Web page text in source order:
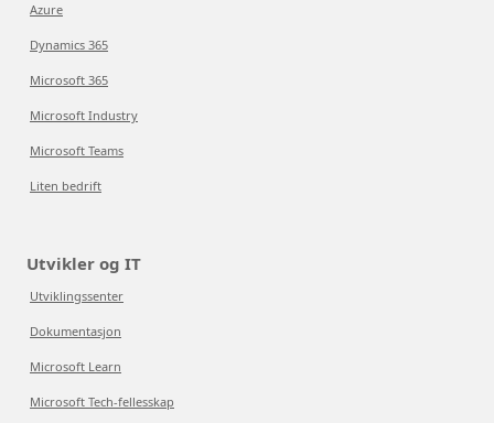
Azure
Dynamics 365
Microsoft 365
Microsoft Industry
Microsoft Teams
Liten bedrift
Utvikler og IT
Utviklingssenter
Dokumentasjon
Microsoft Learn
Microsoft Tech-fellesskap